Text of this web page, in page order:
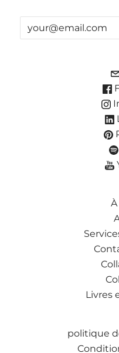
Livres
politique